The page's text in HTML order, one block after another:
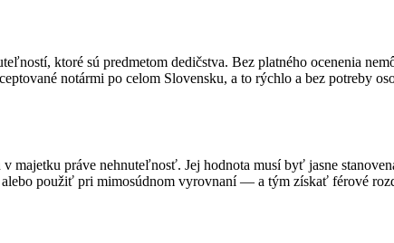
ktoré sú predmetom dedičstva. Bez platného ocenenia
notármi po celom Slovensku, a to rýchlo a bez potreby
majetku práve nehnuteľnosť. Jej hodnota musí byť jasne
použiť pri mimosúdnom vyrovnaní — a tým získať férové